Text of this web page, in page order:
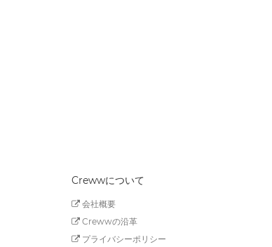
Crewwについて
会社概要
Crewwの沿革
プライバシーポリシー